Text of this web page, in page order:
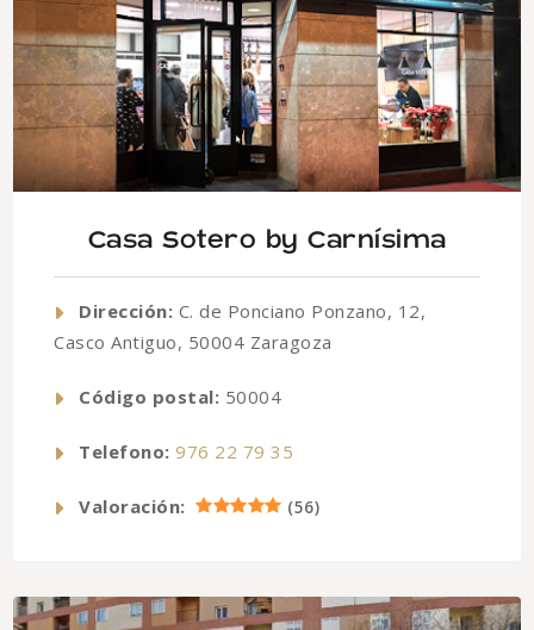
Casa Sotero by Carnísima
Dirección: C. de Ponciano Ponzano, 12,
Casco Antiguo, 50004 Zaragoza
Código postal: 50004
Telefono: 976 22 79 35
Valoración: (56)